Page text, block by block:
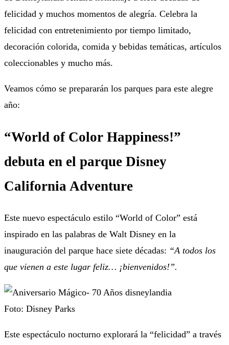
felicidad y muchos momentos de alegría. Celebra la
felicidad con entretenimiento por tiempo limitado,
decoración colorida, comida y bebidas temáticas, artículos
coleccionables y mucho más.
Veamos cómo se prepararán los parques para este alegre
año:
“World of Color Happiness!”
debuta en el parque Disney
California Adventure
Este nuevo espectáculo estilo “World of Color” está
inspirado en las palabras de Walt Disney en la
inauguración del parque hace siete décadas: “A todos los
que vienen a este lugar feliz… ¡bienvenidos!”.
Foto: Disney Parks
Este espectáculo nocturno explorará la “felicidad” a través